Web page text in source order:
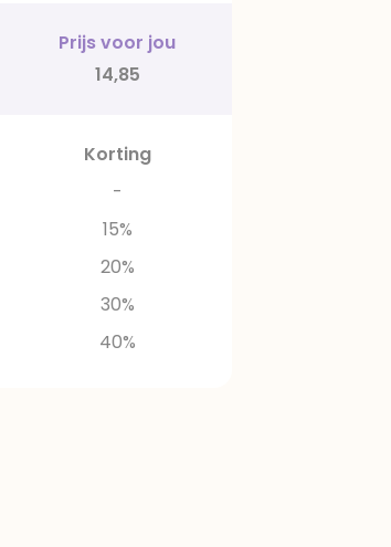
Prijs voor jou
14,85
Korting
-
15%
20%
30%
40%